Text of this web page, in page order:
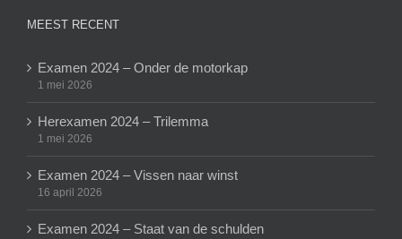
MEEST RECENT
Examen 2024 – Onder de motorkap
1 mei 2026
Herexamen 2024 – Trilemma
1 mei 2026
Examen 2024 – Vissen naar winst
16 april 2026
Examen 2024 – Staat van de schulden